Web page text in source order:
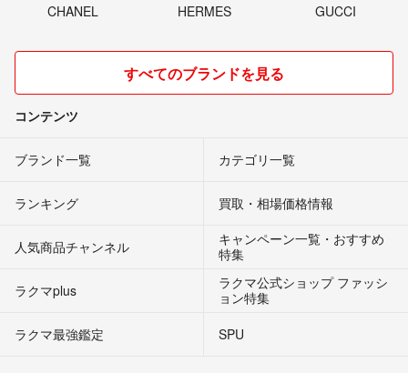
CHANEL HERMES GUCCI
すべてのブランドを見る
コンテンツ
ブランド一覧 カテゴリ一覧
ランキング 買取・相場価格情報
人気商品チャンネル
キャンペーン一覧・おすすめ
特集
ラクマplus
ラクマ公式ショップ ファッシ
ョン特集
ラクマ最強鑑定
SPU